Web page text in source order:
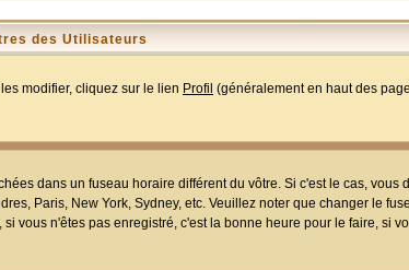
des Utilisateurs
modifier, cliquez sur le lien Profil (généralement en haut des
dans un fuseau horaire différent du vôtre. Si c'est le cas, vous
Paris, New York, Sydney, etc. Veuillez noter que changer le
vous n'êtes pas enregistré, c'est la bonne heure pour le faire, si